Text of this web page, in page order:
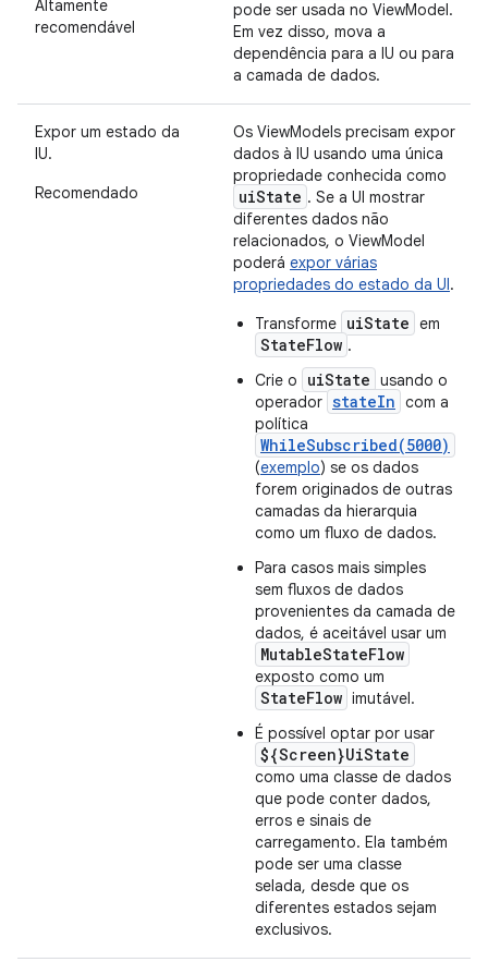
Altamente
recomendável
pode ser usada no ViewModel.
Em vez disso, mova a
dependência para a IU ou para
a camada de dados.
Expor um estado da
IU.
Recomendado
Os ViewModels precisam expor
dados à IU usando uma única
propriedade conhecida como
uiState . Se a UI mostrar
diferentes dados não
relacionados, o ViewModel
poderá expor várias
propriedades do estado da UI.
Transforme uiState em
StateFlow .
Crie o
uiState usando o
operador stateIn com a
política
WhileSubscribed(5000)
(exemplo) se os dados
forem originados de outras
camadas da hierarquia
como um fluxo de dados.
Para casos mais simples
sem fluxos de dados
provenientes da camada de
dados, é aceitável usar um
MutableStateFlow
exposto como um
StateFlow imutável.
É possível optar por usar
${Screen}UiState
como uma classe de dados
que pode conter dados,
erros e sinais de
carregamento. Ela também
pode ser uma classe
selada, desde que os
diferentes estados sejam
exclusivos.